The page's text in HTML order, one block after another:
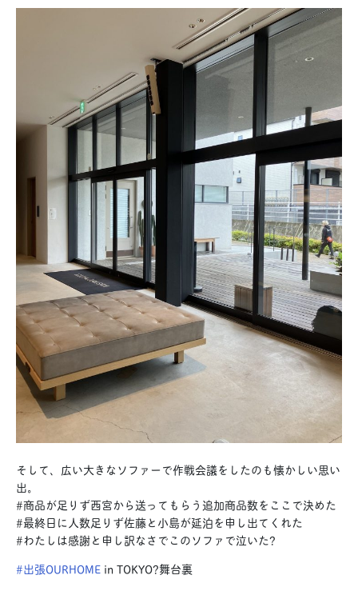
そして、広い大きなソファーで作戦会議をしたのも懐かしい思い
出。
#商品が足りず西宮から送ってもらう追加商品数をここで決めた
#最終日に人数足りず佐藤と小島が延泊を申し出てくれた
#わたしは感謝と申し訳なさでこのソファで泣いた?
#出張OURHOME in TOKYO?舞台裏